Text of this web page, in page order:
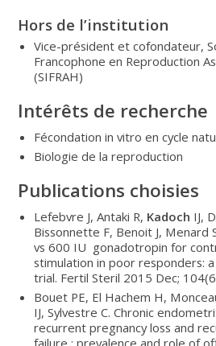
Hors de l’institution
Vice-président et cofondateur,
Francophone en Reproduction
(SIFRAH)
Intérêts de recherche
Fécondation in vitro en cycle
Biologie de la reproduction
Publications choisies
Lefebvre J, Antaki R, Kadoch IJ,
Bissonnette F, Benoit J, Menard
vs 600 IU gonadotropin for
stimulation in poor responders:
trial. Fertil Steril 2015 Dec;
Bouet PE, El Hachem H,
IJ, Sylvestre C. Chronic
recurrent pregnancy loss and
failure : prevalence and role of